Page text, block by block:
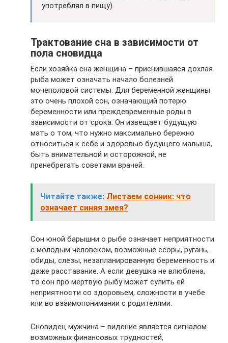
употреблял в пищу).
Трактование сна в зависимости от
пола сновидца
Если хозяйка сна женщина – приснившаяся дохлая
рыба может означать начало болезней
мочеполовой системы. Для беременной женщины
это очень плохой сон, означающий потерю
беременности или преждевременные роды в
зависимости от срока. Он извещает будущую
мать о том, что нужно максимально бережно
относиться к себе и здоровью будущего малыша,
быть внимательной и осторожной, не
пренебрегать советами врачей.
Читайте также: Листаем сонник: что
означает синяя змея?
Сон юной барышни о рыбе означает неприятности
с молодым человеком, возможные ссоры, ругань,
обиды, слезы, незапланированную беременность и
даже расставание. А если девушка не влюблена,
то сон про мертвую рыбу может сулить ей
неприятности со здоровьем, сложности в учебе
или во взаимопонимании с родителями.
Сновидец мужчина – видение является сигналом
возможных финансовых трудностей,